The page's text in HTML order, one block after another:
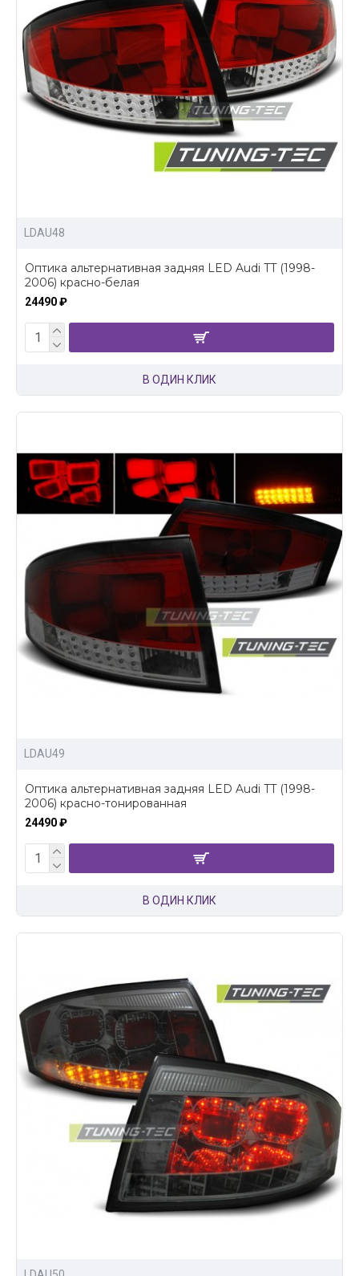
LDAU48
Оптика альтернативная задняя LED Audi TT (1998-
2006) красно-белая
24490 ₽
В ОДИН КЛИК
LDAU49
Оптика альтернативная задняя LED Audi TT (1998-
2006) красно-тонированная
24490 ₽
В ОДИН КЛИК